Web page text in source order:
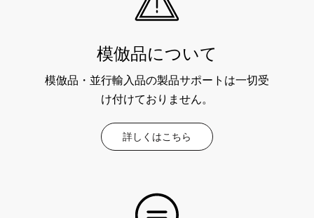
模倣品について
模倣品・並行輸入品の製品サポートは一切受
け付けておりません。
詳しくはこちら